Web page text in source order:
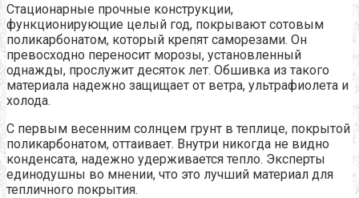
Стационарные прочные конструкции,
функционирующие целый год, покрывают сотовым
поликарбонатом, который крепят саморезами. Он
превосходно переносит морозы, установленный
однажды, прослужит десяток лет. Обшивка из такого
материала надежно защищает от ветра, ультрафиолета и
холода.
С первым весенним солнцем грунт в теплице, покрытой
поликарбонатом, оттаивает. Внутри никогда не видно
конденсата, надежно удерживается тепло. Эксперты
единодушны во мнении, что это лучший материал для
тепличного покрытия.